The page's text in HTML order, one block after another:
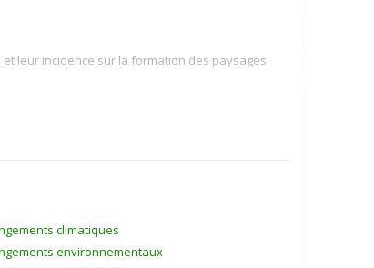
leur incidence sur la formation des paysages
territoire, de la gestion des infrastructures et de
visant à prévenir la dégradation du pergélisol
tel qu'étudiés en Amérique du nord (e.g.
climatiques
environnementaux